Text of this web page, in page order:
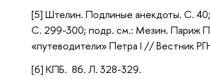
[5] Штелин. Подлиные анекдоты. С.
С. 299-300; подр. см.: Мезин. Париж
«путеводители» Петра I // Вестник
[6] КПБ. 86. Л. 328-329.